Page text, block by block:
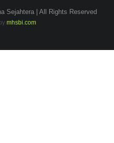
Sejahtera | All Rights Reserved
mhsbi.com